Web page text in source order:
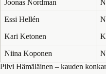
Joonas Nordman
Essi Hellén
Kari Ketonen
Niina Koponen
Pilvi Hämäläinen – kauden